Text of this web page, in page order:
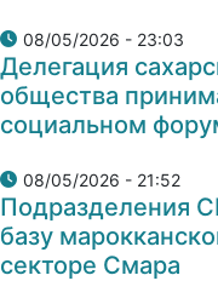
08/05/2026 - 23:03
Делегация
общества
социальном
08/05/2026 - 21:52
Подразделения
базу
секторе Смара